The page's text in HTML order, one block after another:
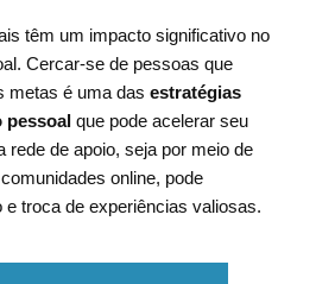
têm um impacto significativo no
Cercar-se de pessoas que
metas é uma das estratégias
pessoal que pode acelerar seu
rede de apoio, seja por meio de
online, pode
troca de experiências valiosas.